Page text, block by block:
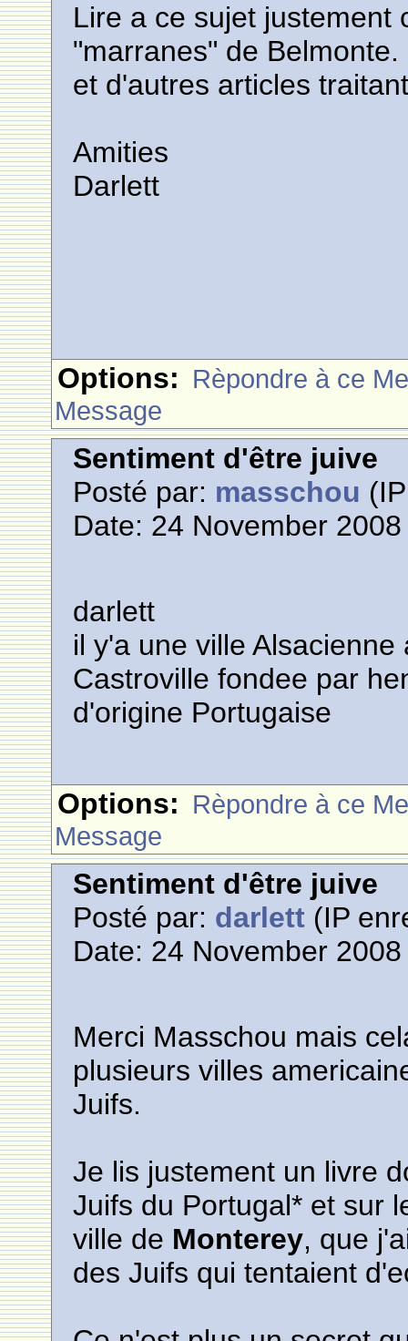
Lire a ce sujet justement
"marranes" de Belmonte.
et d'autres articles
Amities
Darlett
Options: Rèpondre à ce
Message
Sentiment d'être juive
Posté par: masschou
Date: 24 November
darlett
il y'a une ville
Castroville fondee par
d'origine Portugaise
Options: Rèpondre à ce
Message
Sentiment d'être juive
Posté par: darlett (IP
Date: 24 November
Merci Masschou mais
plusieurs villes
Juifs.
Je lis justement un livre
Juifs du Portugal* et sur
ville de Monterey, que
des Juifs qui tentaient